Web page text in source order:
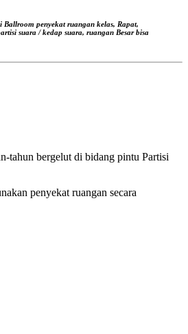
Ballroom penyekat ruangan kelas, Rapat,
suara / kedap suara, ruangan Besar bisa
tahun bergelut di bidang pintu Partisi
penyekat ruangan secara